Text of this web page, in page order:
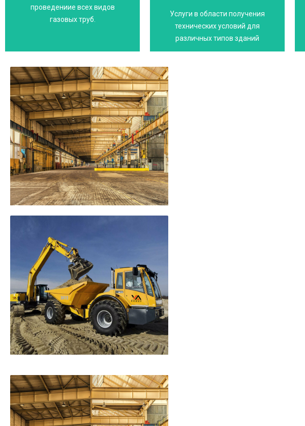
проведениие всех видов
газовых труб.
Защитите себя от
опасности!
Услуги в области получения
технических условий для
различных типов зданий
Экономьте свое
время!